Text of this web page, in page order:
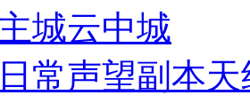
城云中城
常声望副本天